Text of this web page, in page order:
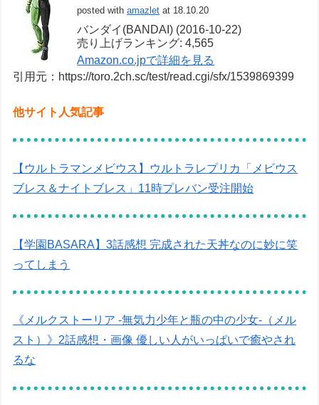
posted withamazlet at 18.10.20
バンダイ(BANDAI) (2016-10-22)
売り上げランキング: 4,565
Amazon.co.jpで詳細を見る
引用元：https://toro.2ch.sc/test/read.cgi/sfx/1539869399
他サイト人気記事
【ウルトラマンメビウス】ウルトラレプリカ「メビウス
ブレス＆ナイトブレス」11時プレバン受注開始
【学園BASARA】3話感想 完成された天丼なのに妙に笑
ってしまう
《メルクストーリア -無気力少年と瓶の中の少女-（メル
スト）》2話感想・画像 優しい人がいっぱいで癒やされ
るな